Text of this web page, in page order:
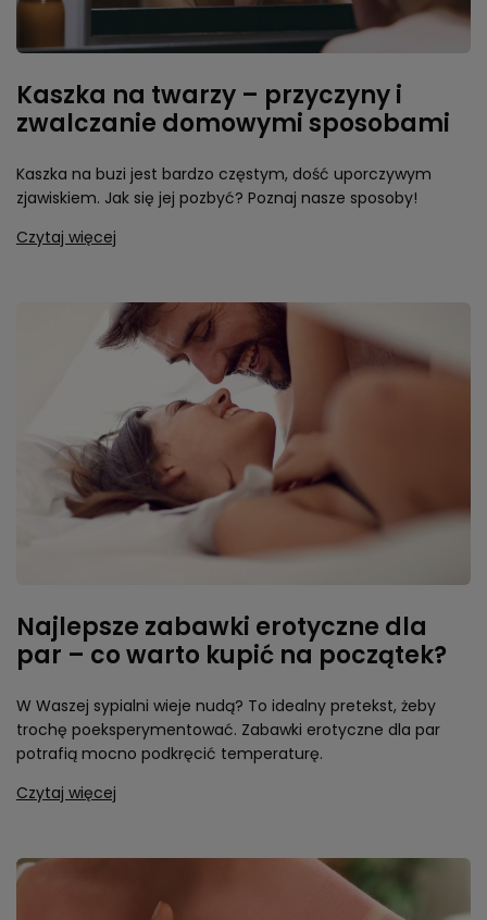
Kaszka na twarzy – przyczyny i
zwalczanie domowymi sposobami
Kaszka na buzi jest bardzo częstym, dość uporczywym
zjawiskiem. Jak się jej pozbyć? Poznaj nasze sposoby!
Czytaj więcej
Najlepsze zabawki erotyczne dla
par – co warto kupić na początek?
W Waszej sypialni wieje nudą? To idealny pretekst, żeby
trochę poeksperymentować. Zabawki erotyczne dla par
potrafią mocno podkręcić temperaturę.
Czytaj więcej